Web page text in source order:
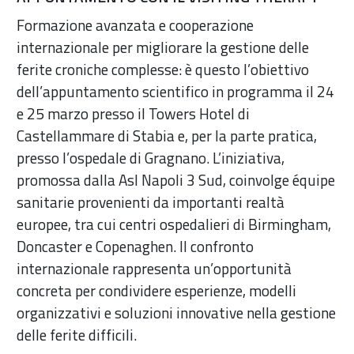
Formazione avanzata e cooperazione
internazionale per migliorare la gestione delle
ferite croniche complesse: è questo l’obiettivo
dell’appuntamento scientifico in programma il 24
e 25 marzo presso il Towers Hotel di
Castellammare di Stabia e, per la parte pratica,
presso l’ospedale di Gragnano. L’iniziativa,
promossa dalla Asl Napoli 3 Sud, coinvolge équipe
sanitarie provenienti da importanti realtà
europee, tra cui centri ospedalieri di Birmingham,
Doncaster e Copenaghen. Il confronto
internazionale rappresenta un’opportunità
concreta per condividere esperienze, modelli
organizzativi e soluzioni innovative nella gestione
delle ferite difficili.